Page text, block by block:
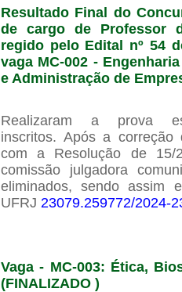
Resultado Final do
de cargo de Professor
regido pelo Edital nº 54
vaga MC-002 -
e Administração de
Realizaram a prova
inscritos. Após a
com a Resolução de 15/
comissão julgadora
eliminados, sendo assim
UFRJ 23079.259772/2024-
Vaga - MC-003: Ética,
(FINALIZADO )